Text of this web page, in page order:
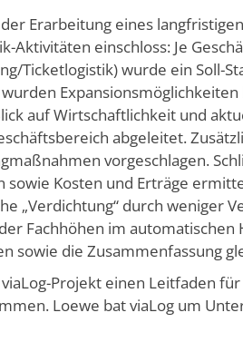
Erarbeitung eines
Aktivitäten einschloss: Je
Ticketlogistik) wurde ein Soll-
auf Wirtschaftlichkeit und
abgeleitet.
vorgeschlagen.
Kosten und Erträge
„Verdichtung“ durch weniger
Fachhöhen im
sowie die Zusammenfassung
Projekt einen Leitfaden
Loewe bat viaLog um